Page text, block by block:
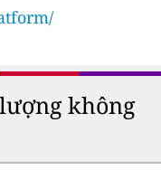
không